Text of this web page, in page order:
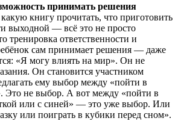
принимать решения
книгу прочитать, что приготовить
выходной — всё это не просто
тренировка ответственности и
сам принимает решения — даже
«Я могу влиять на мир». Он не
Он становится участником
ему выбор между «пойти в
Это не выбор. А вот между «пойти в
или с синей» — это уже выбор. Или
или поиграть в кубики перед сном».